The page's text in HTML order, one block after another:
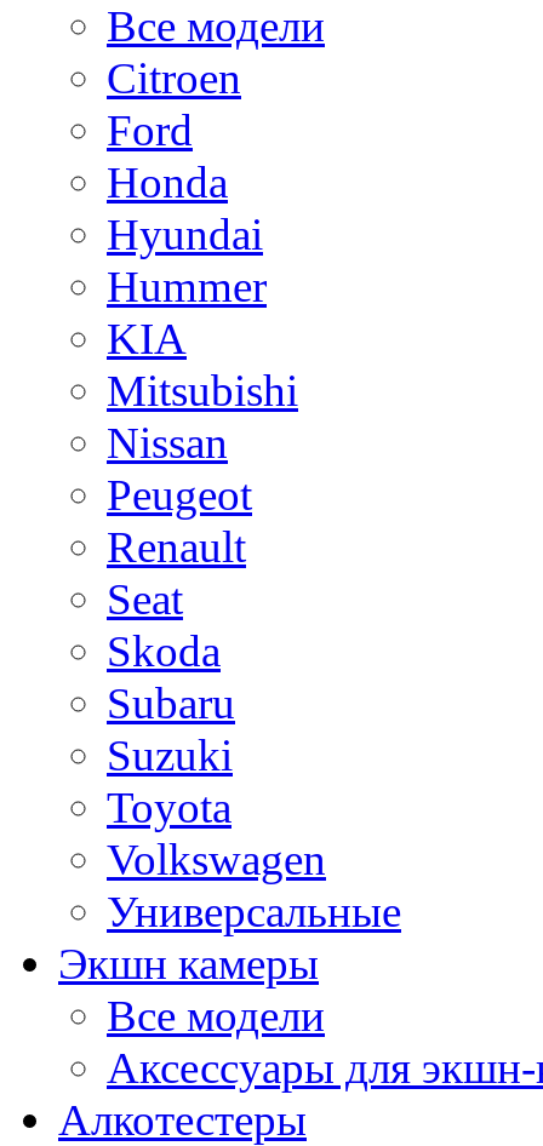
Все модели
Citroen
Ford
Honda
Hyundai
Hummer
KIA
Mitsubishi
Nissan
Peugeot
Renault
Seat
Skoda
Subaru
Suzuki
Toyota
Volkswagen
Универсальные
Экшн камеры
Все модели
Аксессуары для
Алкотестеры